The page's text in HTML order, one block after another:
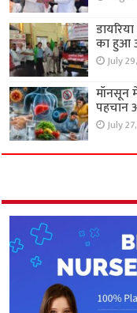
का हुआ
July
मॉनसून
पहचान
July